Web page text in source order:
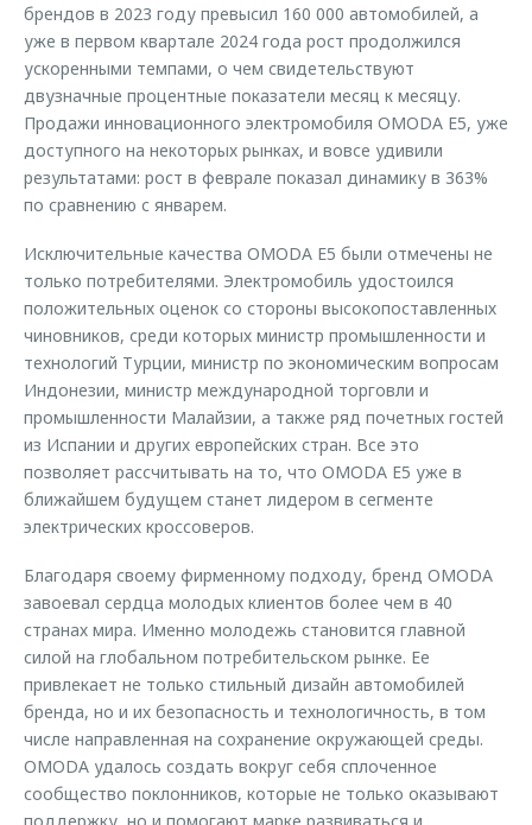
брендов в 2023 году превысил 160 000 автомобилей, а
уже в первом квартале 2024 года рост продолжился
ускоренными темпами, о чем свидетельствуют
двузначные процентные показатели месяц к месяцу.
Продажи инновационного электромобиля OMODA E5, уже
доступного на некоторых рынках, и вовсе удивили
результатами: рост в феврале показал динамику в 363%
по сравнению с январем.
Исключительные качества OMODA E5 были отмечены не
только потребителями. Электромобиль удостоился
положительных оценок со стороны высокопоставленных
чиновников, среди которых министр промышленности и
технологий Турции, министр по экономическим вопросам
Индонезии, министр международной торговли и
промышленности Малайзии, а также ряд почетных гостей
из Испании и других европейских стран. Все это
позволяет рассчитывать на то, что OMODA E5 уже в
ближайшем будущем станет лидером в сегменте
электрических кроссоверов.
Благодаря своему фирменному подходу, бренд OMODA
завоевал сердца молодых клиентов более чем в 40
странах мира. Именно молодежь становится главной
силой на глобальном потребительском рынке. Ее
привлекает не только стильный дизайн автомобилей
бренда, но и их безопасность и технологичность, в том
числе направленная на сохранение окружающей среды.
OMODA удалось создать вокруг себя сплоченное
сообщество поклонников, которые не только оказывают